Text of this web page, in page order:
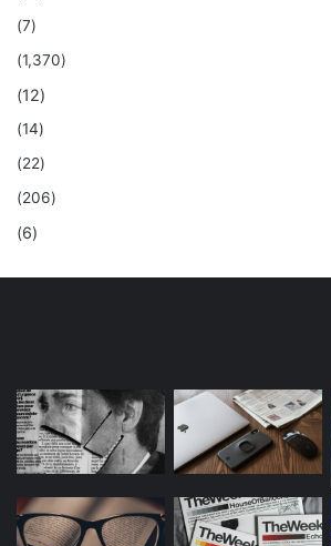
(7)
(1,370)
(12)
(14)
(22)
(206)
(6)